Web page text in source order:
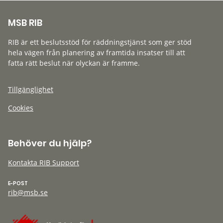
MSB RIB
RIB är ett beslutsstöd för räddningstjänst som ger stöd
hela vägen från planering av framtida insatser till att
fatta rätt beslut när olyckan är framme.
Tillgänglighet
Cookies
Behöver du hjälp?
Kontakta RIB Support
E-POST
rib@msb.se